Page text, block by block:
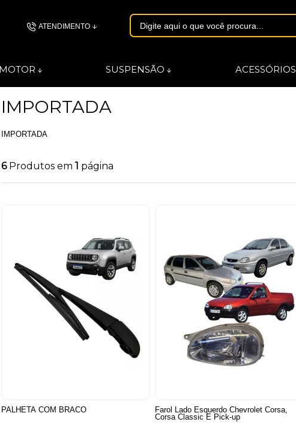
ATENDIMENTO
contato@autopecasmarques.com.br
MOTOR SUSPENSÃO ACESSÓRIOS
IMPORTADA
IMPORTADA
6 Produtos em 1 página
PALHETA COM BRACO
Farol Lado Esquerdo Chevrolet Corsa,
Corsa Classic E Pick-up